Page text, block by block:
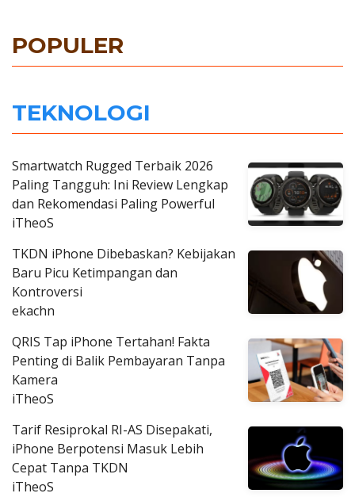
POPULER
TEKNOLOGI
Smartwatch Rugged Terbaik 2026
Paling Tangguh: Ini Review Lengkap
dan Rekomendasi Paling Powerful
iTheoS
TKDN iPhone Dibebaskan? Kebijakan
Baru Picu Ketimpangan dan
Kontroversi
ekachn
QRIS Tap iPhone Tertahan! Fakta
Penting di Balik Pembayaran Tanpa
Kamera
iTheoS
Tarif Resiprokal RI-AS Disepakati,
iPhone Berpotensi Masuk Lebih
Cepat Tanpa TKDN
iTheoS